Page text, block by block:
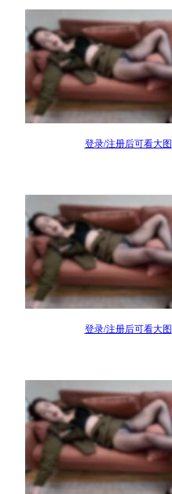
登录/注册后可看大图
登录/注册后可看大图